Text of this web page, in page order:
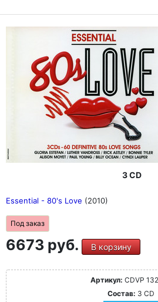
3 CD
Essential - 80's Love (2010)
Под заказ
6673 руб. В корзину
Артикул: CDVP
Состав: 3 CD